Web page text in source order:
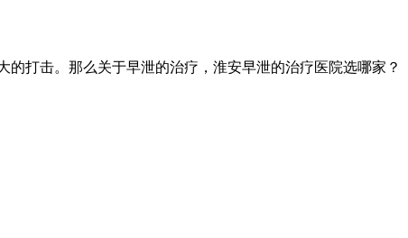
打击。那么关于早泄的治疗，淮安早泄的治疗医院选哪家？